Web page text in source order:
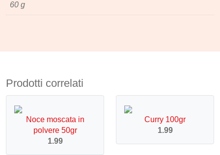
60 g
Prodotti correlati
Noce moscata in
polvere 50gr
1.99
Curry 100gr
1.99